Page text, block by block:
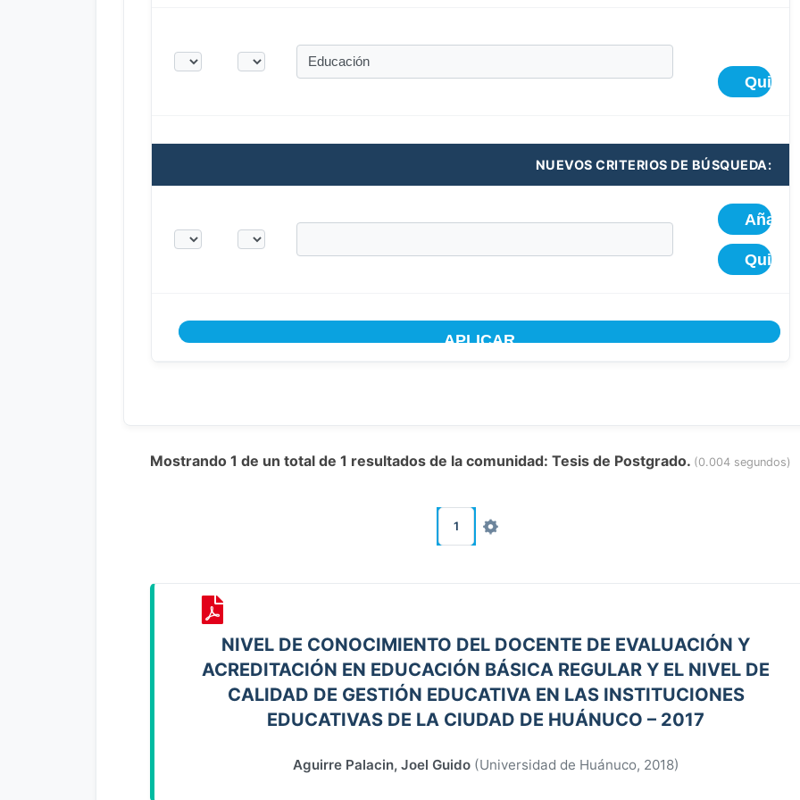
NUEVOS CRITERIOS DE BÚSQUEDA:
Mostrando 1 de un total de 1 resultados de la comunidad: Tesis de Postgrado. (0.004 segundos)
1
NIVEL DE CONOCIMIENTO DEL DOCENTE DE EVALUACIÓN Y
ACREDITACIÓN EN EDUCACIÓN BÁSICA REGULAR Y EL NIVEL DE
CALIDAD DE GESTIÓN EDUCATIVA EN LAS INSTITUCIONES
EDUCATIVAS DE LA CIUDAD DE HUÁNUCO – 2017
Aguirre Palacin, Joel Guido (Universidad de Huánuco, 2018)